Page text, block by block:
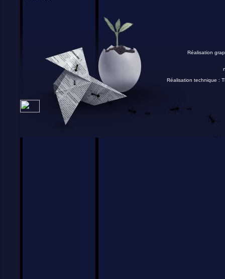
Réalisation
Réalisation technique :